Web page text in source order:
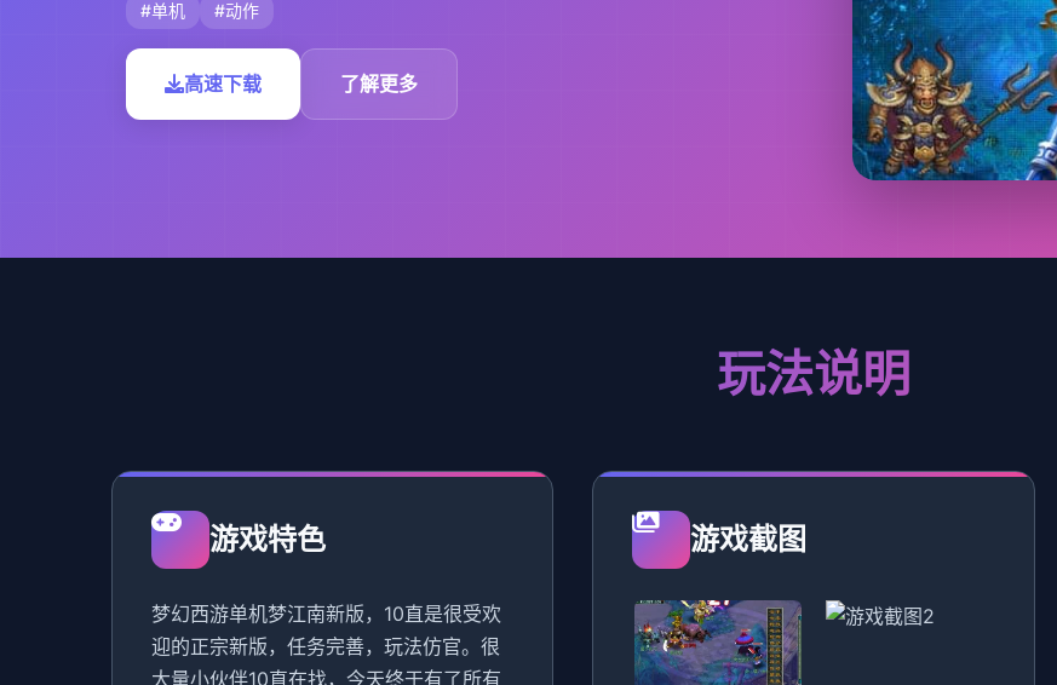
#单机 #动作
高速下载 了解更多
玩法说明
游戏特色
梦幻西游单机梦江南新版，10直是很受欢
迎的正宗新版，任务完善，玩法仿官。很
大量小伙伴10直在找，今天终于有了所有
游戏截图